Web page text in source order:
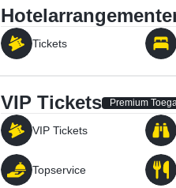
Tickets
VIP Tickets Premium
VIP Tickets
Topservice